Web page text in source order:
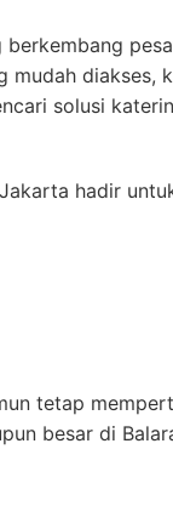
diakses,
solusi
hadir
tetap
besar di